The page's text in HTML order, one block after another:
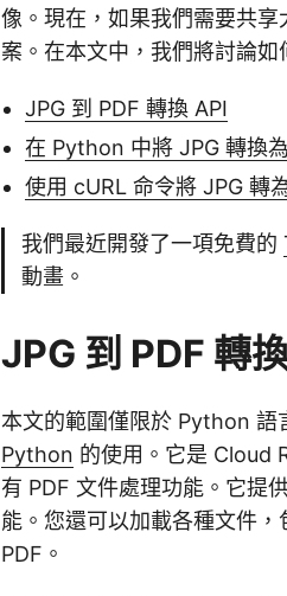
像。現在，如果我們需要共
案。在本文中，我們將討論
JPG 到 PDF 轉換 API
在 Python 中將 JPG 轉換
使用 cURL 命令將 JPG 轉
我們最近開發了一項免費的
動畫。
JPG 到 PDF 轉
本文的範圍僅限於 Python 語
Python 的使用。它是 Cloud
有 PDF 文件處理功能。它提
能。您還可以加載各種文件，
PDF。